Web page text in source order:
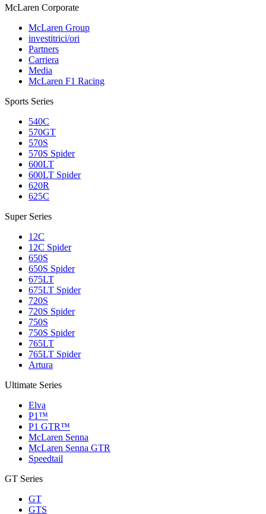
McLaren Corporate
McLaren Group
investitrici/ori
Partners
Carriera
Media
McLaren F1 Racing
Sports Series
540C
570GT
570S
570S Spider
600LT
600LT Spider
620R
625C
Super Series
12C
12C Spider
650S
650S Spider
675LT
675LT Spider
720S
720S Spider
750S
750S Spider
765LT
765LT Spider
Artura
Ultimate Series
Elva
P1™
P1 GTR™
McLaren Senna
McLaren Senna GTR
Speedtail
GT Series
GT
GTS